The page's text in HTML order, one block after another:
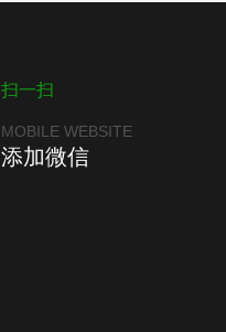
扫一扫
MOBILE WEBSITE
添加微信